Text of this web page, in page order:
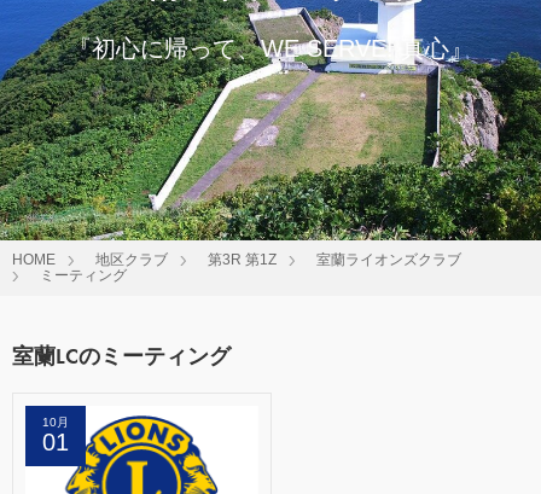
『初心に帰って、WE SERVE! 真心』
HOME 地区クラブ 第3R 第1Z
室蘭ライオンズクラブ
ミーティング
室蘭LCのミーティング
10月
01